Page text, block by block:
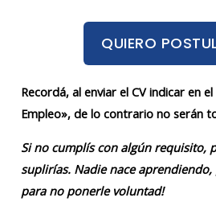
QUIERO
Recordá, al enviar el CV indicar en
Empleo», de lo contrario no serán
Si no cumplís con algún requisito,
suplirías. Nadie nace aprendiendo,
para no ponerle voluntad!